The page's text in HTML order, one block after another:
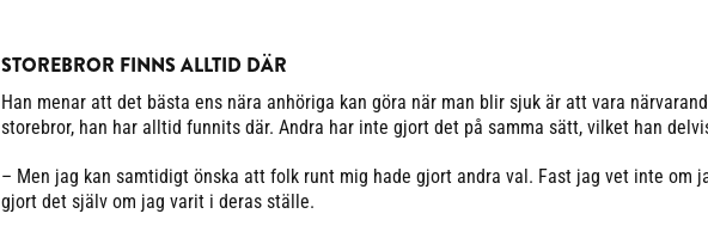
STOREBROR FINNS ALLTID DÄR
Han menar att det bästa ens nära anhöriga kan göra när man blir sjuk är att vara
storebror, han har alltid funnits där. Andra har inte gjort det på samma sätt, vilket han
– Men jag kan samtidigt önska att folk runt mig hade gjort andra val. Fast jag vet inte om
gjort det själv om jag varit i deras ställe.